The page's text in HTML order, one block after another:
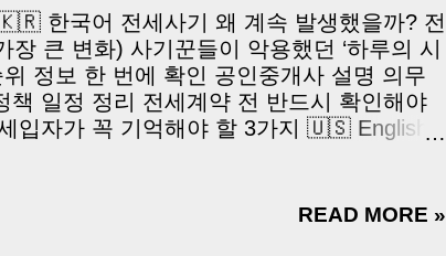
지, 위반 시 어떤 책임을 지는지, 손해배상
으로 적는 것이 훨씬 중요합니다. 사실 이런
...
한국어 전세사기 왜 계속 발생했을까? 전
큰 변화) 사기꾼들이 악용했던 ‘하루의 시
정보 한 번에 확인 공인중개사 설명 의무
책 일정 정리 전세계약 전 반드시 확인해야
입자가 꼭 기억해야 할 3가지 🇺🇸 English
with the Safe Jeonse App Strengthened
READ MORE »